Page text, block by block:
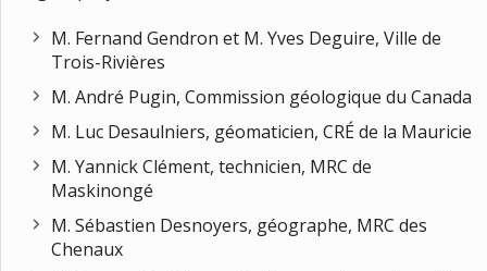
M. Fernand Gendron et M. Yves Deguire, Ville de
Trois-Rivières
M. André Pugin, Commission géologique du Canada
M. Luc Desaulniers, géomaticien, CRÉ de la Mauricie
M. Yannick Clément, technicien, MRC de
Maskinongé
M. Sébastien Desnoyers, géographe, MRC des
Chenaux